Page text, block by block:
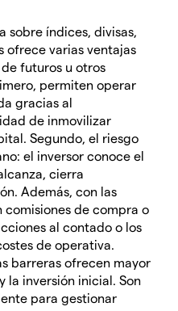
sobre índices, divisas,
ofrece varias ventajas
futuros u otros
permiten operar
gracias al
de inmovilizar
Segundo, el riesgo
el inversor conoce el
cierra
Además, con las
comisiones de compra o
al contado o los
de operativa.
barreras ofrecen mayor
la inversión inicial. Son
para gestionar